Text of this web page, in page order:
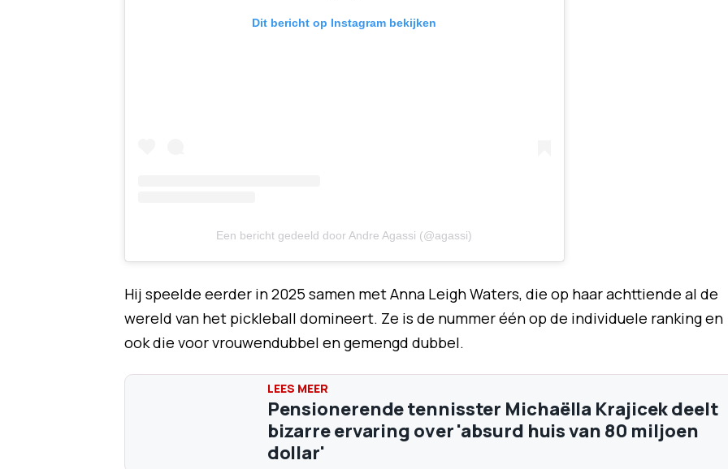
Dit bericht op Instagram bekijken
Een bericht gedeeld door Andre Agassi (@agassi)
Hij speelde eerder in 2025 samen met Anna Leigh Waters, die op haar achttiende al de
wereld van het pickleball domineert. Ze is de nummer één op de individuele ranking en
ook die voor vrouwendubbel en gemengd dubbel.
Pensionerende tennisster Michaëlla Krajicek deelt
bizarre ervaring over 'absurd huis van 80 miljoen
dollar'